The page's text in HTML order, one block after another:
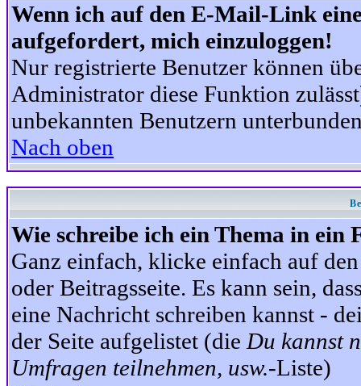
Wenn ich auf den E-Mail-Link
aufgefordert, mich einzuloggen!
Nur registrierte Benutzer können
Administrator diese Funktion
unbekannten Benutzern
Nach oben
Wie schreibe ich ein Thema in ein
Ganz einfach, klicke einfach auf
oder Beitragsseite. Es kann sein,
eine Nachricht schreiben kannst -
der Seite aufgelistet (die Du kannst
Umfragen teilnehmen, usw.-Liste)